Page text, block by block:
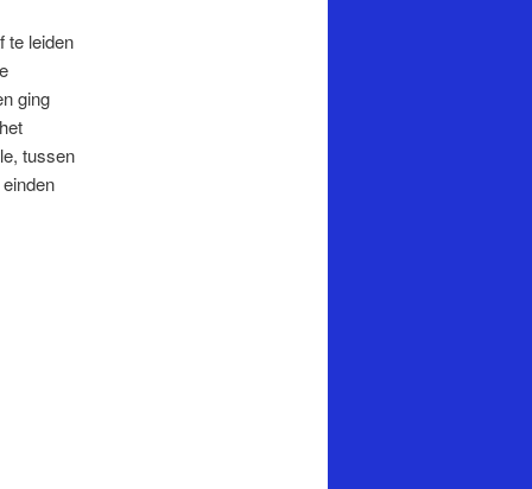
te leiden
ging
tussen